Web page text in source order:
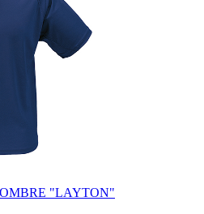
"LAYTON"